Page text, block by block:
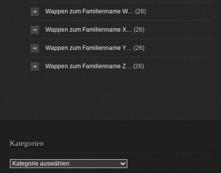
Wappen zum Familienname W… (26)
Wappen zum Familienname X… (26)
Wappen zum Familienname Y… (26)
Wappen zum Familienname Z… (26)
Kategorien
Kategorien